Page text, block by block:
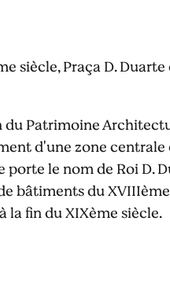
siècle, Praça D.
du Patrimoine
d'une zone
porte le nom de Roi D.
bâtiments du
fin du XIXème siècle.